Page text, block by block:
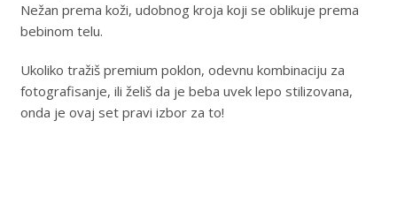
Nežan prema koži, udobnog kroja koji se oblikuje prema
bebinom telu.
Ukoliko tražiš premium poklon, odevnu kombinaciju za
fotografisanje, ili želiš da je beba uvek lepo stilizovana,
onda je ovaj set pravi izbor za to!